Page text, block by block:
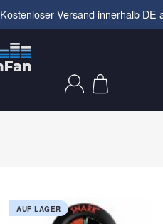
Kostenloser Versand innerhalb DE
AUF LAGER